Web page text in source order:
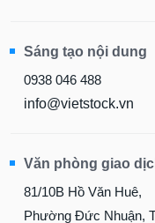
Sáng tạo nội dung
0938 046 488
info@vietstock.vn
Văn phòng giao
81/10B Hồ Văn Huê,
Phường Đức Nhuận,